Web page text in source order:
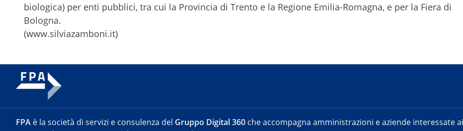
biologica) per enti pubblici, tra cui la Provincia di Trento e la Regione Emilia-Romagna, e per la Fiera di
Bologna.
(www.silviazamboni.it)
FPA è la società di servizi e consulenza del Gruppo Digital 360 che accompagna amministrazioni e aziende interessate